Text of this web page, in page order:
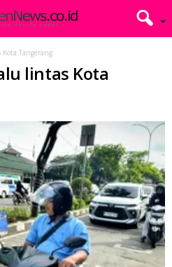
Tangerang
lintas Kota